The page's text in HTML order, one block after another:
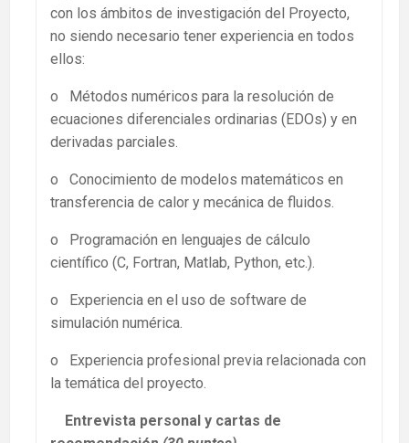
con los ámbitos de investigación del Proyecto,
no siendo necesario tener experiencia en todos
ellos:
o Métodos numéricos para la resolución de
ecuaciones diferenciales ordinarias (EDOs) y en
derivadas parciales.
o Conocimiento de modelos matemáticos en
transferencia de calor y mecánica de fluidos.
o Programación en lenguajes de cálculo
científico (C, Fortran, Matlab, Python, etc.).
o Experiencia en el uso de software de
simulación numérica.
o Experiencia profesional previa relacionada con
la temática del proyecto.
Entrevista personal y cartas de